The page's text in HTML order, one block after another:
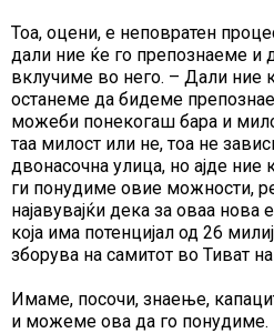
Тоа, оцени, е неповратен
дали ние ќе го препознаеме и
вклучиме во него. – Дали ние
останеме да бидеме
можеби понекогаш бара и
таа милост или не, тоа не
двонасочна улица, но ајде
ги понудиме овие можности,
најавувајќи дека за оваа нова
која има потенцијал од 26
зборува на самитот во Тиват на
Имаме, посочи, знаење,
и можеме ова да го понудиме.